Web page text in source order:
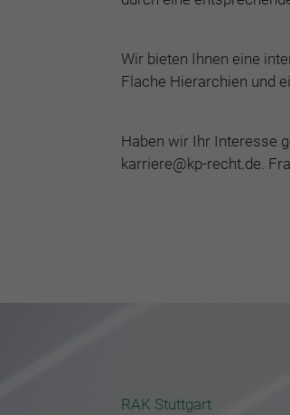
Wir bieten Ihnen eine
Flache Hierarchien und
Haben wir Ihr Interesse
karriere@kp-recht.de.
RAK Stuttgart